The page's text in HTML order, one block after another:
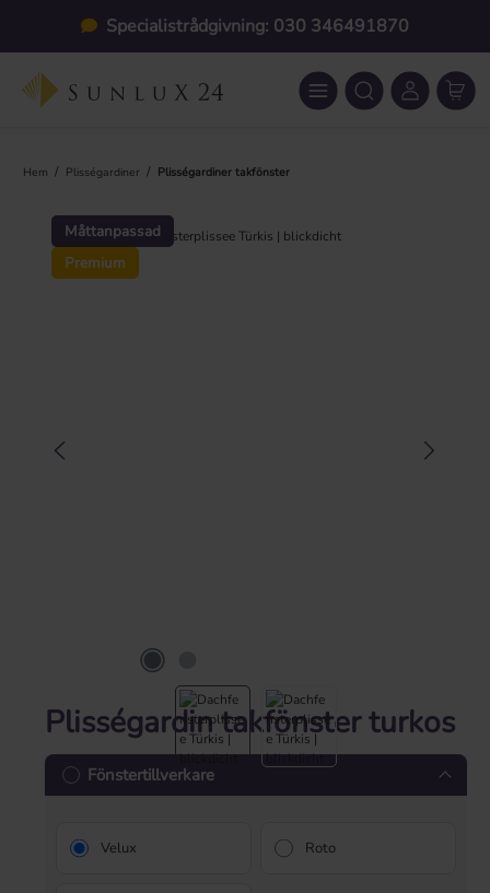
Hoppa till huvudinnehållSpecialistrådgivning: 030 346491870
Hem / Plisségardiner / Plisségardiner takfönster
Måttanpassad
Premium
Hoppa över bildgalleri
Plisségardin takfönster turkos
Fönstertillverkare
Velux Roto